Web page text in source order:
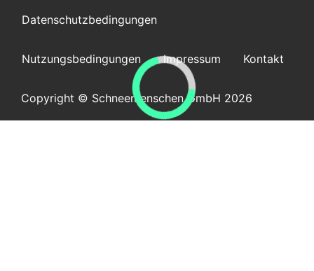
Datenschutzbedingungen
Nutzungsbedingungen Impressum Kontakt
Copyright © Schneemenschen GmbH 2026